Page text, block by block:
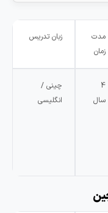
زبان تدریس
چینی /
انگلیسی